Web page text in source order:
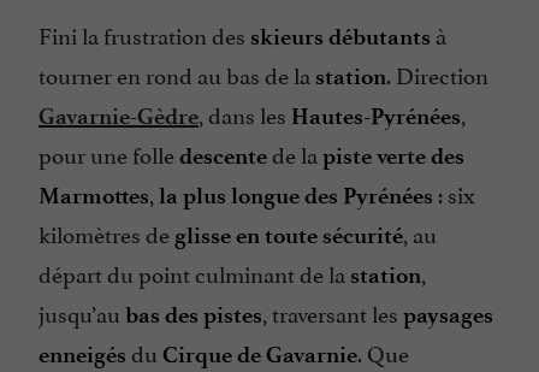
Fini la frustration des skieurs débutants à
tourner en rond au bas de la station. Direction
Gavarnie-Gèdre, dans les Hautes-Pyrénées,
pour une folledescentede la piste verte des
Marmottes, la plus longue des Pyrénées : six
kilomètres de glisseen toute sécurité, au
départ du point culminant de la station,
jusqu’au bas des pistes, traversant les paysages
enneigés du Cirque de Gavarnie. Que